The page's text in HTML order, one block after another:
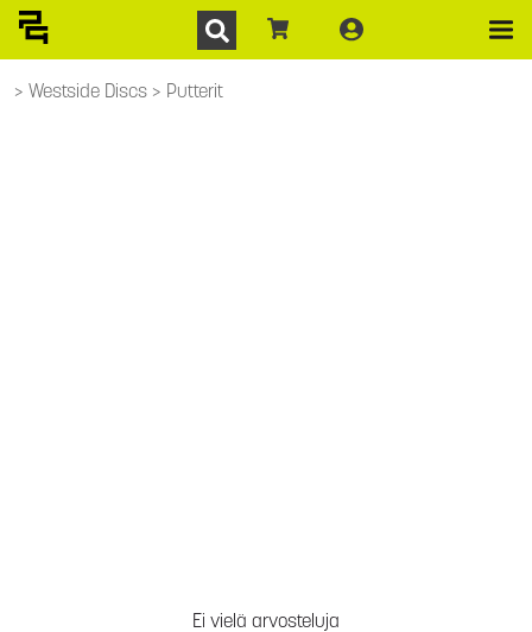
Westside Discs Putterit
Ei vielä arvosteluja